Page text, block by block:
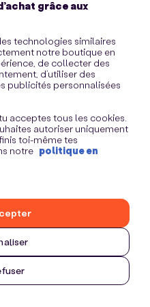
grâce aux
technologies similaires
notre boutique en
de collecter des
d’utiliser des
publicités personnalisées
acceptes tous les cookies.
autoriser uniquement
toi-même tes
notre politique en